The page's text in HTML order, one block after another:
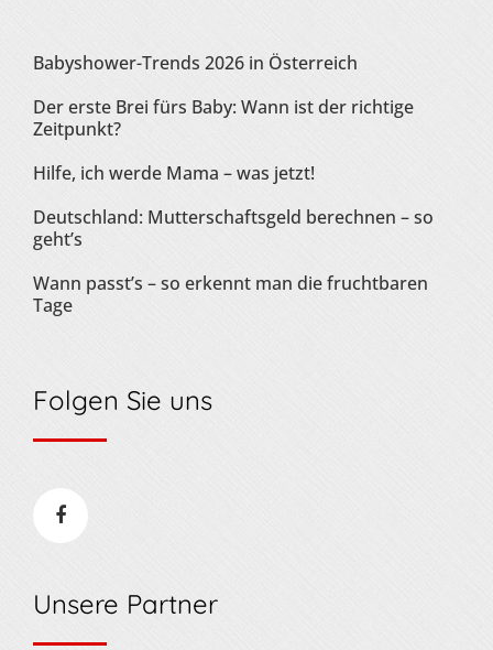
Babyshower-Trends 2026 in Österreich
Der erste Brei fürs Baby: Wann ist der richtige
Zeitpunkt?
Hilfe, ich werde Mama – was jetzt!
Deutschland: Mutterschaftsgeld berechnen – so
geht’s
Wann passt’s – so erkennt man die fruchtbaren
Tage
Folgen Sie uns
Unsere Partner